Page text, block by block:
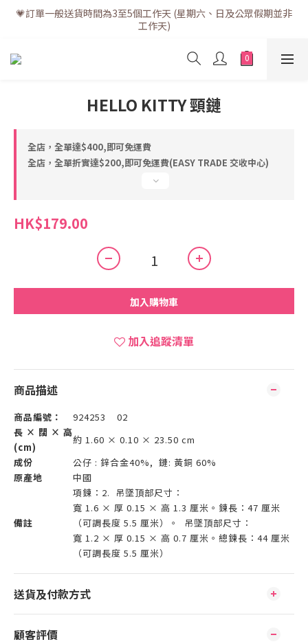
💗訂單一般送貨時間為3至5個工作天 (星期六、日及公眾假期並非
工作天)
💗訂單一般送貨時間為3至5個工作天 (星期六、日及公眾假期並非
工作天)
💗折實滿$400免運費 | 滿$200免自取點運費
💗立即下載全新會員APP享有專屬會員禮遇
💗訂單一般送貨時間為3至5個工作天 (星期六、日及公眾假期並非
工作天)
HELLO KITTY 頸鏈
全店，全單達$400,即可免運費
全店，全單折實達$200,即可免運費(EASY TRADE 交收中心)
HK$179.00
加入購物車
加入追蹤清單
商品描述
商品編號：
924253 02
長 × 闊 × 高
(cm)
約 1.60 × 0.10 × 23.50 cm
成份
公仔 : 鋅合金40%, 鏈: 黃銅 60%
原產地
中國
備註
項鍊：2. 吊墜頂部尺寸：
寬 1.6 × 厚 0.15 × 高 1.3 厘米。鍊長：47 厘米
（可調長度 5.5 厘米）。 吊墜頂部尺寸：
寬 1.2 × 厚 0.15 × 高 0.7 厘米。總鍊長：44 厘米
（可調長度 5.5 厘米）
送貨及付款方式
顧客評價